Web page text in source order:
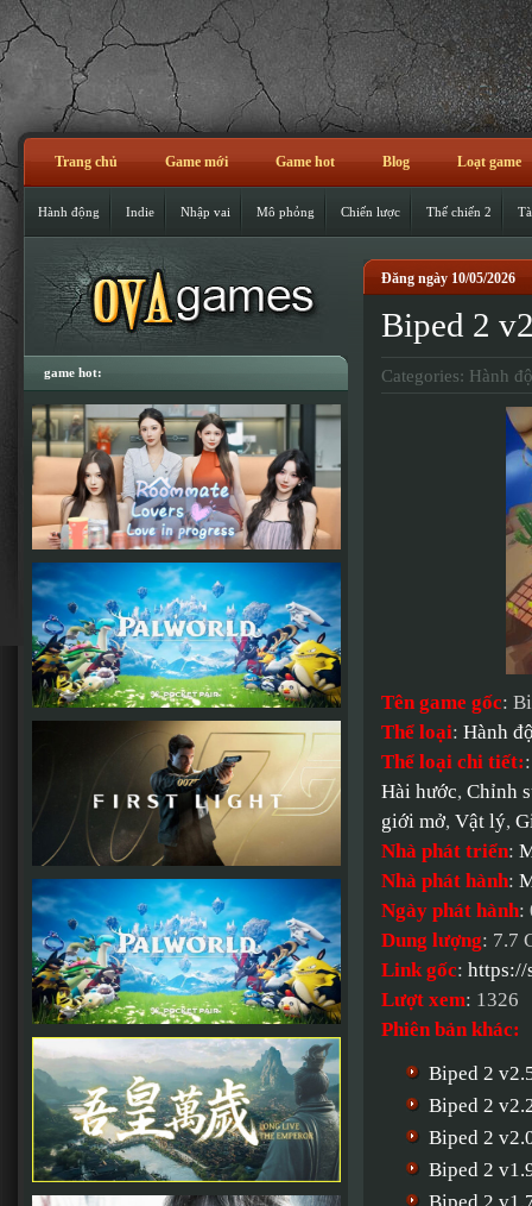
Trang chủ Game mới Game hot Blog Loạt game
Hành động Indie Nhập vai Mô phỏng Chiến lược Thế chiến 2
Đăng ngày 10/05/2026
Biped 2
Categories: Hành
Tên game gốc:
Thể loại: Hành
Thể loại chi tiết:
Hài hước, Chỉnh
giới mở, Vật lý,
Nhà phát triển:
Nhà phát hành:
Ngày phát hành:
Dung lượng: 7.7
Link gốc: https://
Lượt xem: 1326
Phiên bản khác:
Biped 2
Biped 2
Biped 2
Biped 2
game hot: